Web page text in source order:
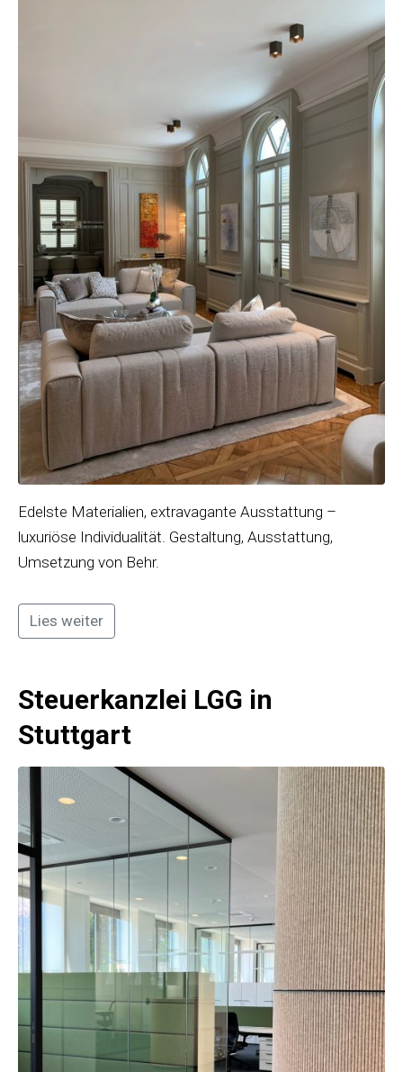
Edelste Materialien, extravagante Ausstattung –
luxuriöse Individualität. Gestaltung, Ausstattung,
Umsetzung von Behr.
Lies weiter
Steuerkanzlei LGG in
Stuttgart